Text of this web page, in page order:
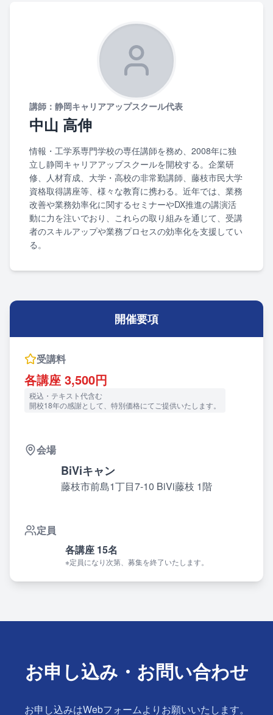
講師：静岡キャリアアップスクール代表
中山 高伸
情報・工学系専門学校の専任講師を務め、2008年に独
立し静岡キャリアアップスクールを開校する。企業研
修、人材育成、大学・高校の非常勤講師、藤枝市民大学
資格取得講座等、様々な教育に携わる。近年では、業務
改善や業務効率化に関するセミナーやDX推進の講演活
動に力を注いでおり、これらの取り組みを通じて、受講
者のスキルアップや業務プロセスの効率化を支援してい
る。
開催要項
受講料
各講座 3,500円
税込・テキスト代含む
開校18年の感謝として、特別価格にてご提供いたします。
会場
BiViキャン
藤枝市前島1丁目7-10 BiVi藤枝 1階
定員
各講座 15名
※定員になり次第、募集を終了いたします。
お申し込み・お問い合わせ
お申し込みはWebフォームよりお願いいたします。